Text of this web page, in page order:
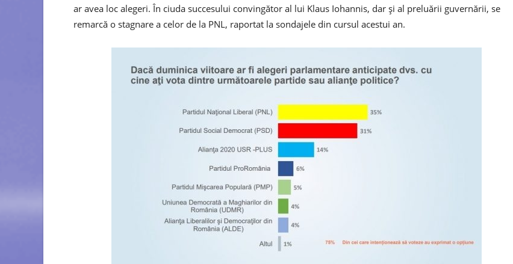
ar avea loc alegeri. În ciuda succesului convingător al lui Klaus Iohannis, dar și al preluării guvernării, se
remarcă o stagnare a celor de la PNL, raportat la sondajele din cursul acestui an.